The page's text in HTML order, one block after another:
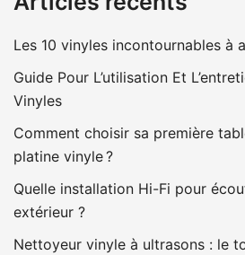
Les 10 vinyles incontournables à
Guide Pour L’utilisation Et
Vinyles
Comment choisir sa première
platine vinyle ?
Quelle installation Hi-Fi pour
extérieur ?
Nettoyeur vinyle à ultrasons : le